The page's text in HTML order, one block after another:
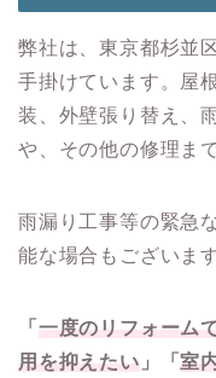
弊社は、東京都杉並
手掛けています。屋
装、外壁張り替え、
や、その他の修理ま
雨漏り工事等の緊急
能な場合もございま
「 一度のリフォーム
用を抑えたい 」「室